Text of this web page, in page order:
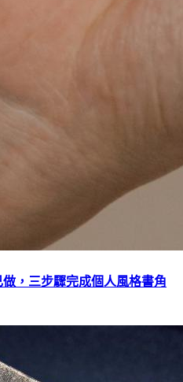
做，三步驟完成個人風格書角